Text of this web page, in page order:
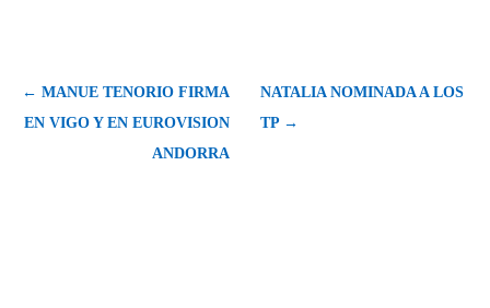
← MANUE TENORIO FIRMA
EN VIGO Y EN EUROVISION
ANDORRA
NATALIA NOMINADA A LOS
TP →